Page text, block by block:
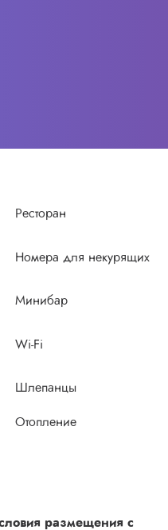
Ресторан
Номера для некурящих
Минибар
Wi-Fi
Шлепанцы
Отопление
размещения с